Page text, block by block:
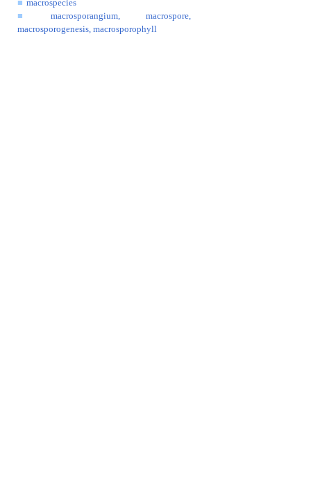
macrospecies
macrosporangium, macrospore,
macrosporogenesis, macrosporophyll